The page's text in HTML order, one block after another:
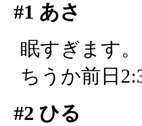
#1 あさ
眠すぎます。
ちうか前日
#2 ひる